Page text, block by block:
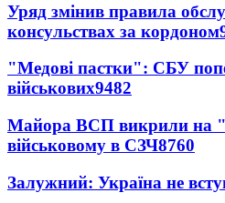
Уряд змінив правила
консульствах за кордоном
"Медові пастки": СБУ
військових9482
Майора ВСП викрили на
військовому в СЗЧ8760
Залужний: Україна не